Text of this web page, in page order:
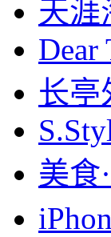
天涯
Dear
长亭
美食